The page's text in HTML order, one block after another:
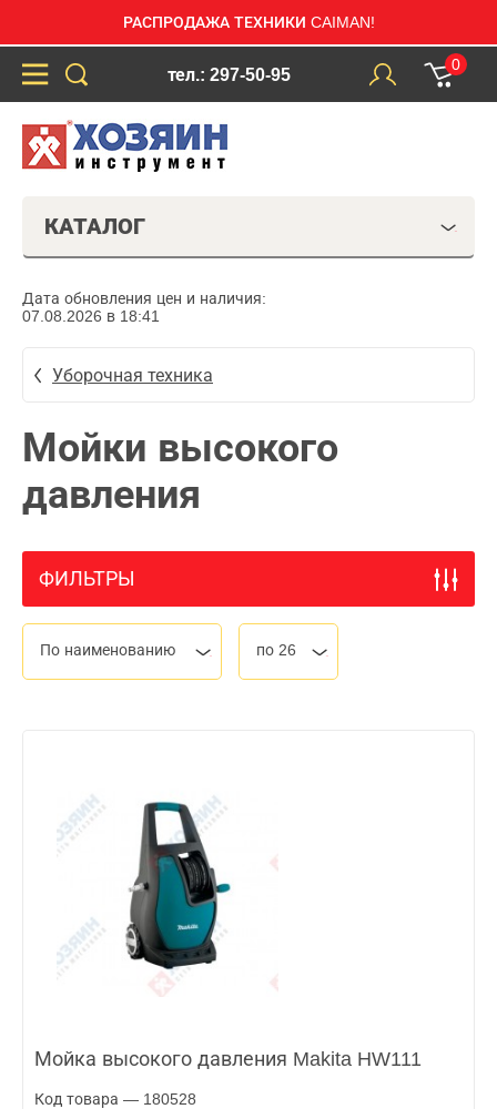
РАСПРОДАЖА ТЕХНИКИ CAIMAN!
тел.: 297-50-95
0
КАТАЛОГ
Дата обновления цен и наличия:
07.08.2026 в 18:41
Уборочная техника
Мойки высокого
давления
ФИЛЬТРЫ
По наименованию по 26
Мойка высокого давления Makita HW111
Код товара — 180528